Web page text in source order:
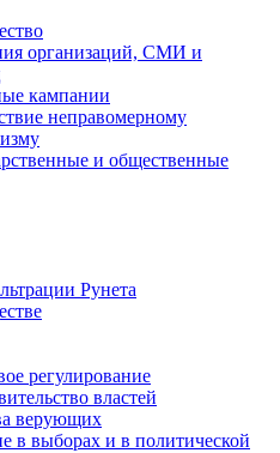
организаций, СМИ и
кампании
неправомерному
и общественные
Рунета
регулирование
властей
верующих
в выборах и в политической